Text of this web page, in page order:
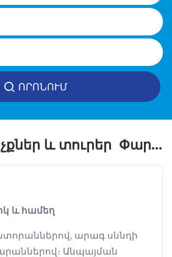
ՈՐՈՆՈՒՄ
Մատչելի թռիչքներ և տուրեր Փարիզ.
և համեղ
արագ սննդի
Անպայման